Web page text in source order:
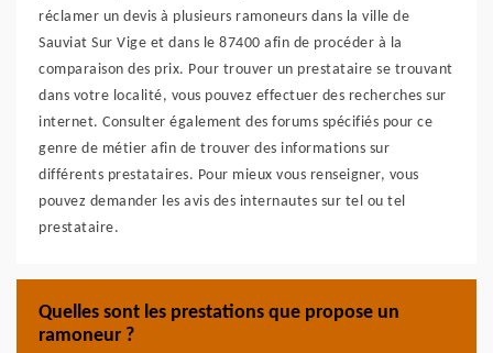
réclamer un devis à plusieurs ramoneurs dans la ville de
Sauviat Sur Vige et dans le 87400 afin de procéder à la
comparaison des prix. Pour trouver un prestataire se trouvant
dans votre localité, vous pouvez effectuer des recherches sur
internet. Consulter également des forums spécifiés pour ce
genre de métier afin de trouver des informations sur
différents prestataires. Pour mieux vous renseigner, vous
pouvez demander les avis des internautes sur tel ou tel
prestataire.
Quelles sont les prestations que propose un
ramoneur ?